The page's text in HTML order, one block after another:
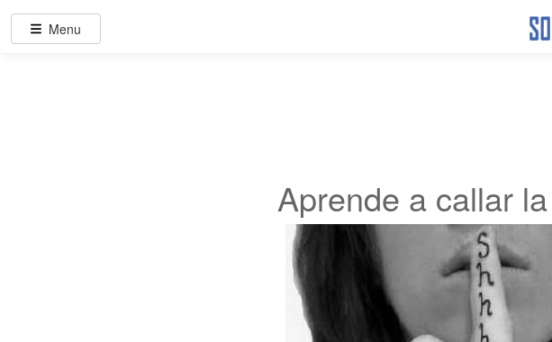
Aprende a callar
Menu